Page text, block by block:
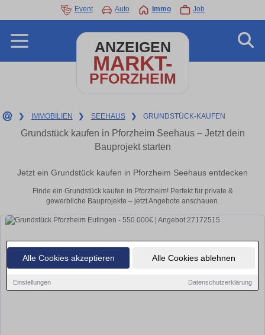
Alle Cookies akzeptieren Alle Cookies ablehnen
Einstellungen Datenschutzerklärung
Event Auto Immo Job
ANZEIGEN
MARKT-
PFORZHEIM
❯ IMMOBILIEN ❯ SEEHAUS ❯ GRUNDSTÜCK-KAUFEN
Grundstück kaufen in Pforzheim Seehaus – Jetzt dein
Bauprojekt starten
Jetzt ein Grundstück kaufen in Pforzheim Seehaus entdecken
Finde ein Grundstück kaufen in Pforzheim! Perfekt für private &
gewerbliche Bauprojekte – jetzt Angebote anschauen.